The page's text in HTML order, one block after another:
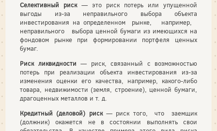
Селективный риск— это риск потерь или упущенной
выгоды из-за неправильного выбора объекта
инвестирования на определенном рынке, например,
неправильного выбора ценной бумаги из имеющихся на
фондовом рынке при форми­ровании портфеля ценных
бумаг.
Риск ликвидности — риск, связанный с возможностью
потерь при реализации объекта инвестирования из-за
измене­ния оценки его качества, например, какого-либо
товара, не­движимости (земля, строение), ценной бумаги,
драгоценных металлов и т. д.
Кредитный (деловой) риск— риск того, что заемщик
(должник) окажется не в состоянии выполнять свои